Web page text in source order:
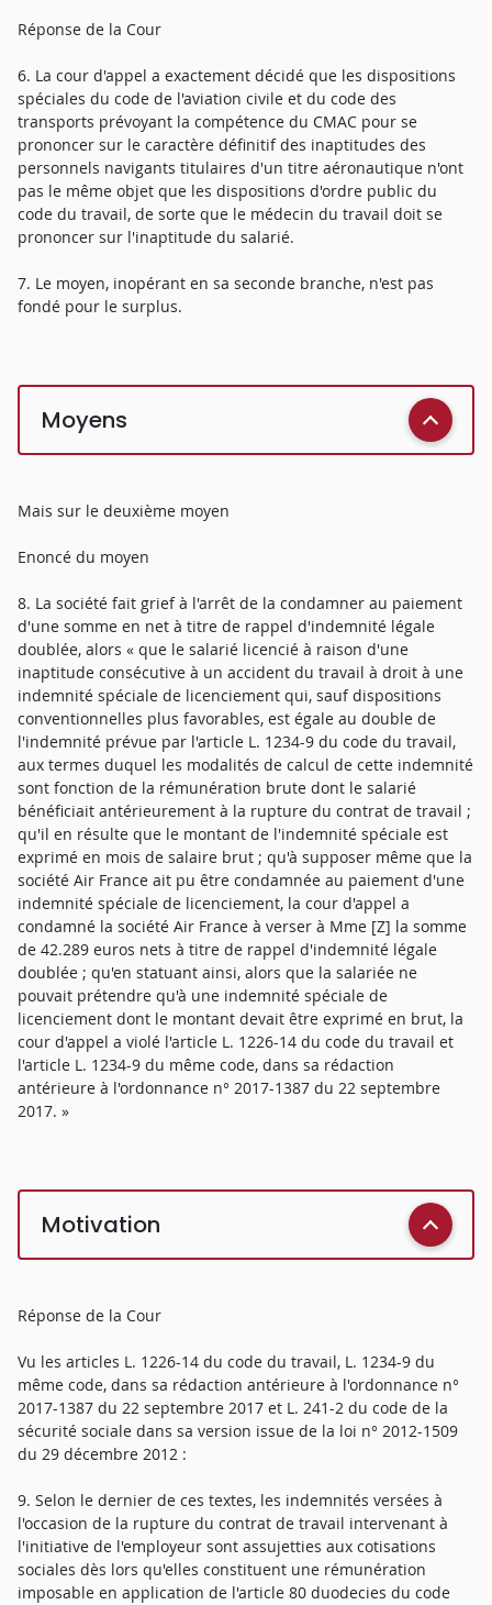
Réponse de la Cour
6. La cour d'appel a exactement décidé que les dispositions
spéciales du code de l'aviation civile et du code des
transports prévoyant la compétence du CMAC pour se
prononcer sur le caractère définitif des inaptitudes des
personnels navigants titulaires d'un titre aéronautique n'ont
pas le même objet que les dispositions d'ordre public du
code du travail, de sorte que le médecin du travail doit se
prononcer sur l'inaptitude du salarié.
7. Le moyen, inopérant en sa seconde branche, n'est pas
fondé pour le surplus.
Moyens
Mais sur le deuxième moyen
Enoncé du moyen
8. La société fait grief à l'arrêt de la condamner au paiement
d'une somme en net à titre de rappel d'indemnité légale
doublée, alors « que le salarié licencié à raison d'une
inaptitude consécutive à un accident du travail à droit à une
indemnité spéciale de licenciement qui, sauf dispositions
conventionnelles plus favorables, est égale au double de
l'indemnité prévue par l'article L. 1234-9 du code du travail,
aux termes duquel les modalités de calcul de cette indemnité
sont fonction de la rémunération brute dont le salarié
bénéficiait antérieurement à la rupture du contrat de travail ;
qu'il en résulte que le montant de l'indemnité spéciale est
exprimé en mois de salaire brut ; qu'à supposer même que la
société Air France ait pu être condamnée au paiement d'une
indemnité spéciale de licenciement, la cour d'appel a
condamné la société Air France à verser à Mme [Z] la somme
de 42.289 euros nets à titre de rappel d'indemnité légale
doublée ; qu'en statuant ainsi, alors que la salariée ne
pouvait prétendre qu'à une indemnité spéciale de
licenciement dont le montant devait être exprimé en brut, la
cour d'appel a violé l'article L. 1226-14 du code du travail et
l'article L. 1234-9 du même code, dans sa rédaction
antérieure à l'ordonnance n° 2017-1387 du 22 septembre
2017. »
Motivation
Réponse de la Cour
Vu les articles L. 1226-14 du code du travail, L. 1234-9 du
même code, dans sa rédaction antérieure à l'ordonnance n°
2017-1387 du 22 septembre 2017 et L. 241-2 du code de la
sécurité sociale dans sa version issue de la loi n° 2012-1509
du 29 décembre 2012 :
9. Selon le dernier de ces textes, les indemnités versées à
l'occasion de la rupture du contrat de travail intervenant à
l'initiative de l'employeur sont assujetties aux cotisations
sociales dès lors qu'elles constituent une rémunération
imposable en application de l'article 80 duodecies du code